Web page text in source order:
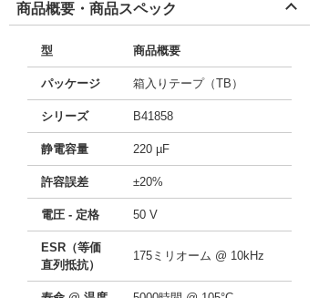
商品概要・商品スペック
型 商品概要
パッケージ 箱入りテープ（TB）
シリーズ B41858
静電容量 220 µF
許容誤差 ±20%
電圧 - 定格 50 V
ESR（等価
直列抵抗）
175ミリオーム @ 10kHz